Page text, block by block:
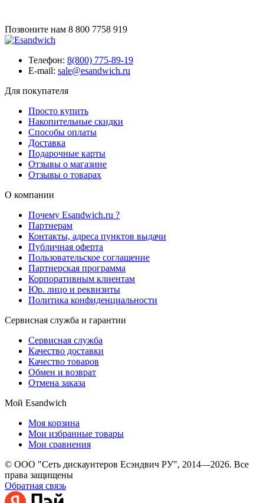
Позвоните нам 8 800 7758 919
Телефон: 8(800) 775-89-19
E-mail: sale@esandwich.ru
Для покупателя
Просто купить
Накопительные скидки
Способы оплаты
Доставка
Подарочные карты
Отзывы о магазине
Отзывы о товарах
О компании
Почему Esandwich.ru ?
Партнерам
Контакты, адреса пунктов выдачи
Публичная оферта
Пользовательское соглашение
Партнерская программа
Корпоративным клиентам
Юр. лицо и реквизиты
Политика конфиденциальности
Сервисная служба и гарантии
Сервисная служба
Качество доставки
Качество товаров
Обмен и возврат
Отмена заказа
Мой Esandwich
Моя корзина
Мои избранные товары
Мои сравнения
© ООО "Сеть дискаунтеров Есэндвич РУ", 2014—2026. Все
права защищены
Обратная связь